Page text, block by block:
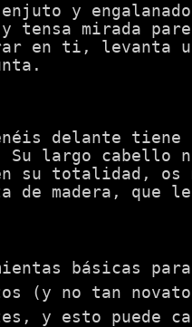
enjuto y
tensa mirada
en ti, levanta
delante tiene
Su largo cabello
su totalidad, os
de madera,
básicas
(y no tan
y esto puede